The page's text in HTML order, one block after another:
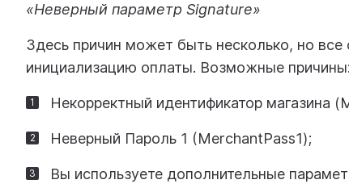
«Неверный параметр Signature»
Здесь причин может быть несколько, но
инициализацию оплаты. Возможные причины:
Некорректный идентификатор магазина
Неверный Пароль 1 (MerchantPass1);
Вы используете дополнительные